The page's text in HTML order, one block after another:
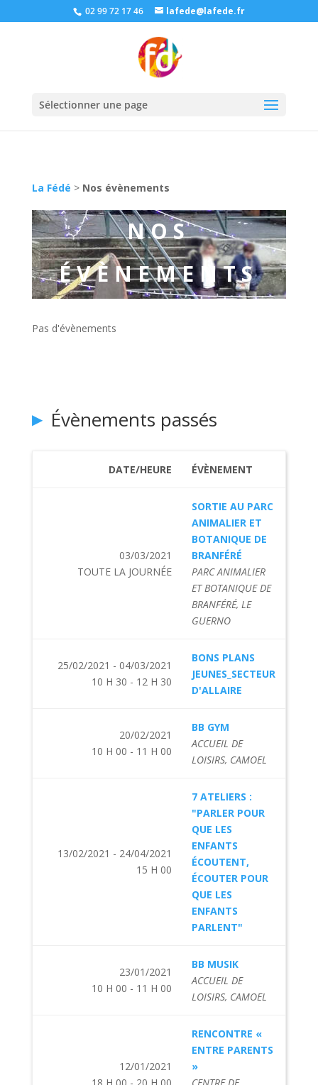
02 99 72 17 46 lafede@lafede.fr
Sélectionner une page
La Fédé > Nos évènements
NOS
ÉVÈNEMENTS
Pas d'évènements
Évènements passés
DATE/HEURE ÉVÈNEMENT
03/03/2021
TOUTE LA JOURNÉE
SORTIE AU PARC
ANIMALIER ET
BOTANIQUE DE
BRANFÉRÉ
PARC ANIMALIER
ET BOTANIQUE DE
BRANFÉRÉ, LE
GUERNO
25/02/2021 - 04/03/2021
10 H 30 - 12 H 30
BONS PLANS
JEUNES_SECTEUR
D'ALLAIRE
20/02/2021
10 H 00 - 11 H 00
BB GYM
ACCUEIL DE
LOISIRS, CAMOEL
13/02/2021 - 24/04/2021
15 H 00
7 ATELIERS :
"PARLER POUR
QUE LES
ENFANTS
ÉCOUTENT,
ÉCOUTER POUR
QUE LES
ENFANTS
PARLENT"
23/01/2021
10 H 00 - 11 H 00
BB MUSIK
ACCUEIL DE
LOISIRS, CAMOEL
12/01/2021
RENCONTRE «
ENTRE PARENTS
»